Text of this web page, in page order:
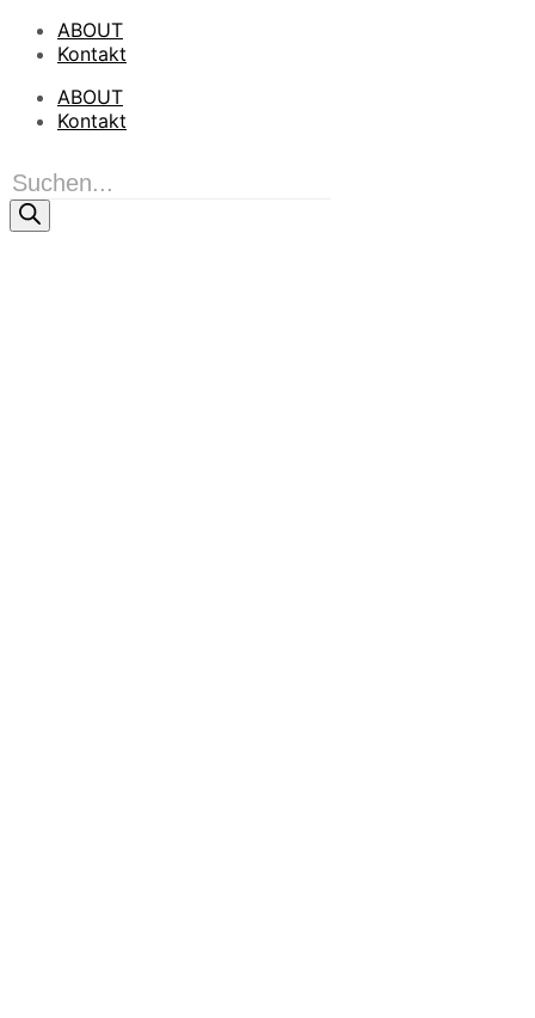
ABOUT
Kontakt
ABOUT
Kontakt
Products
search